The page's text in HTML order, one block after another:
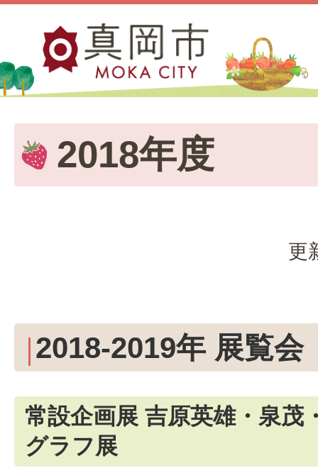
2018年度
更
2018-2019年 展覧会
常設企画展 吉原英雄・泉茂
グラフ展